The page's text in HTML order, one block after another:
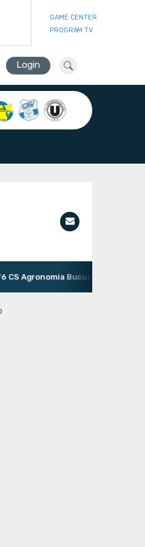
GAME CENTER
PROGRAM TV
Login
București